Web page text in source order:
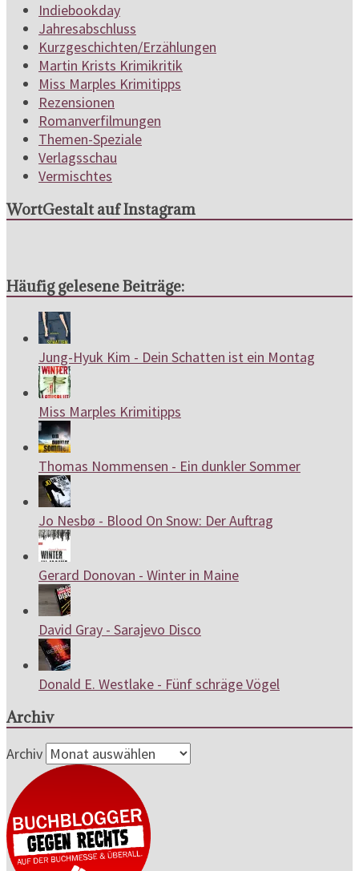
Indiebookday
Jahresabschluss
Kurzgeschichten/Erzählungen
Martin Krists Krimikritik
Miss Marples Krimitipps
Rezensionen
Romanverfilmungen
Themen-Speziale
Verlagsschau
Vermischtes
WortGestalt auf Instagram
Häufig gelesene Beiträge:
Jung-Hyuk Kim - Dein Schatten ist ein Montag
Miss Marples Krimitipps
Thomas Nommensen - Ein dunkler Sommer
Jo Nesbø - Blood On Snow: Der Auftrag
Gerard Donovan - Winter in Maine
David Gray - Sarajevo Disco
Donald E. Westlake - Fünf schräge Vögel
Archiv
Archiv